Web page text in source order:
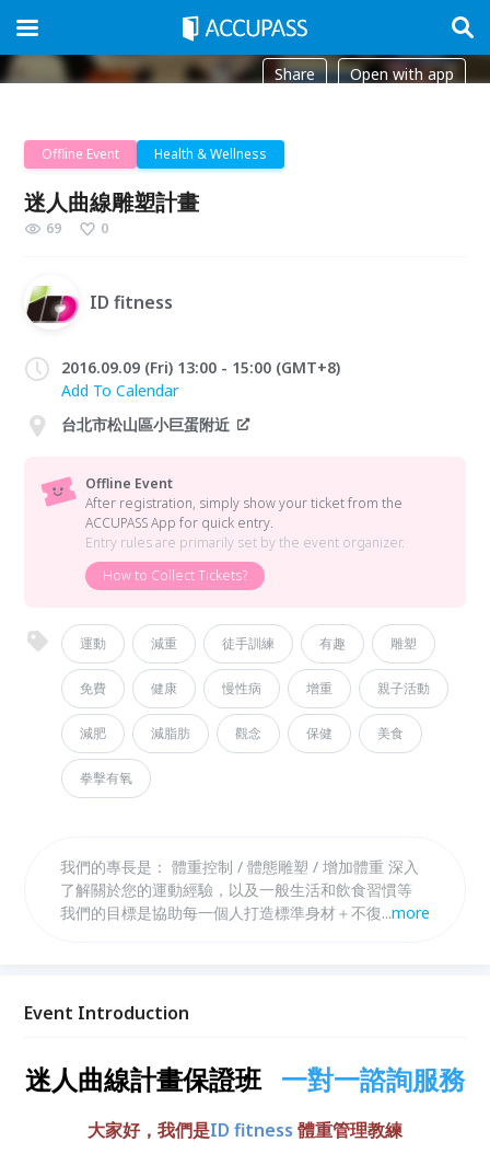
Share Open with app
Offline Event Health & Wellness
迷人曲線雕塑計畫
69 0
ID fitness
2016.09.09 (Fri) 13:00 - 15:00 (GMT+8)
Add To Calendar
台北市松山區小巨蛋附近
Offline Event
After registration, simply show your ticket from the
ACCUPASS App for quick entry.
Entry rules are primarily set by the event organizer.
How to Collect Tickets?
運動 減重 徒手訓練 有趣 雕塑
免費 健康 慢性病 增重 親子活動
減肥 減脂肪 觀念 保健 美食
拳擊有氧
我們的專長是： 體重控制 / 體態雕塑 / 增加體重 深入
了解關於您的運動經驗，以及一般生活和飲食習慣等
我們的目標是協助每一個人打造標準身材＋不復胖的體
...more
Event Introduction
迷人曲線計畫保證班 一對一諮詢服務
大家好，我們是ID fitness 體重管理教練